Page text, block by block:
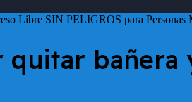
quitar bañera